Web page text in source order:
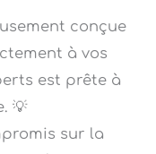
à vos
est prête à
💡
sur la
sont